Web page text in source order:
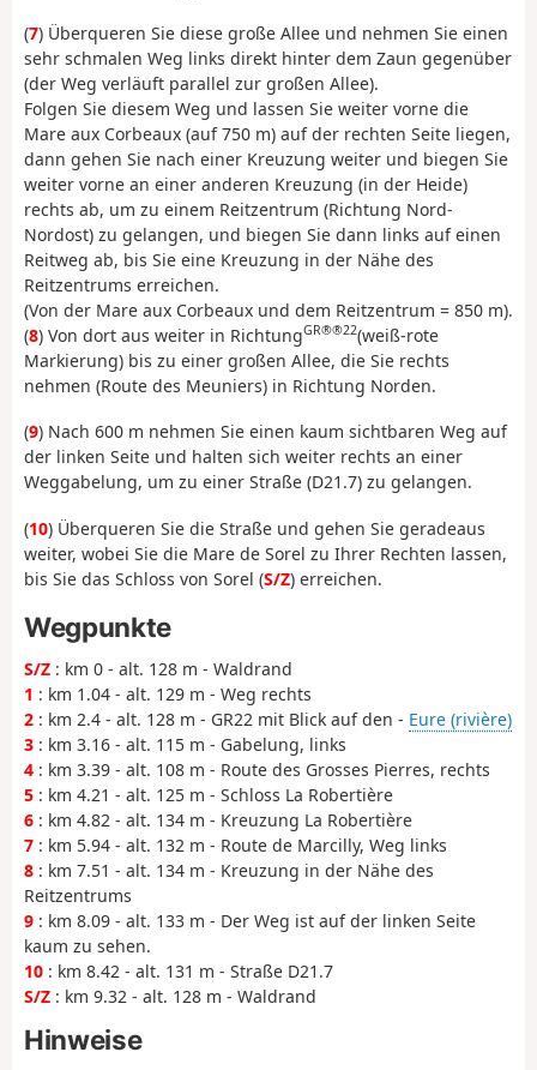
(7) Überqueren Sie diese große Allee und nehmen Sie einen
sehr schmalen Weg links direkt hinter dem Zaun gegenüber
(der Weg verläuft parallel zur großen Allee).
Folgen Sie diesem Weg und lassen Sie weiter vorne die
Mare aux Corbeaux (auf 750 m) auf der rechten Seite liegen,
dann gehen Sie nach einer Kreuzung weiter und biegen Sie
weiter vorne an einer anderen Kreuzung (in der Heide)
rechts ab, um zu einem Reitzentrum (Richtung Nord-
Nordost) zu gelangen, und biegen Sie dann links auf einen
Reitweg ab, bis Sie eine Kreuzung in der Nähe des
Reitzentrums erreichen.
(Von der Mare aux Corbeaux und dem Reitzentrum = 850 m).
(8) Von dort aus weiter in RichtungGR®®22(weiß-rote
Markierung) bis zu einer großen Allee, die Sie rechts
nehmen (Route des Meuniers) in Richtung Norden.
(9) Nach 600 m nehmen Sie einen kaum sichtbaren Weg auf
der linken Seite und halten sich weiter rechts an einer
Weggabelung, um zu einer Straße (D21.7) zu gelangen.
(10) Überqueren Sie die Straße und gehen Sie geradeaus
weiter, wobei Sie die Mare de Sorel zu Ihrer Rechten lassen,
bis Sie das Schloss von Sorel (S/Z) erreichen.
Wegpunkte
S/Z : km 0 - alt. 128 m - Waldrand
1 : km 1.04 - alt. 129 m - Weg rechts
2 : km 2.4 - alt. 128 m - GR22 mit Blick auf den - Eure (rivière)
3 : km 3.16 - alt. 115 m - Gabelung, links
4 : km 3.39 - alt. 108 m - Route des Grosses Pierres, rechts
5 : km 4.21 - alt. 125 m - Schloss La Robertière
6 : km 4.82 - alt. 134 m - Kreuzung La Robertière
7 : km 5.94 - alt. 132 m - Route de Marcilly, Weg links
8 : km 7.51 - alt. 134 m - Kreuzung in der Nähe des
Reitzentrums
9 : km 8.09 - alt. 133 m - Der Weg ist auf der linken Seite
kaum zu sehen.
10 : km 8.42 - alt. 131 m - Straße D21.7
S/Z : km 9.32 - alt. 128 m - Waldrand
Hinweise